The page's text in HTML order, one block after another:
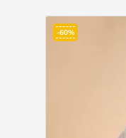
-60%